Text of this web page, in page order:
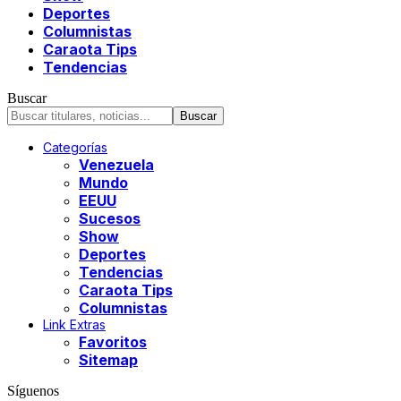
Deportes
Columnistas
Caraota Tips
Tendencias
Buscar
Categorías
Venezuela
Mundo
EEUU
Sucesos
Show
Deportes
Tendencias
Caraota Tips
Columnistas
Link Extras
Favoritos
Sitemap
Síguenos